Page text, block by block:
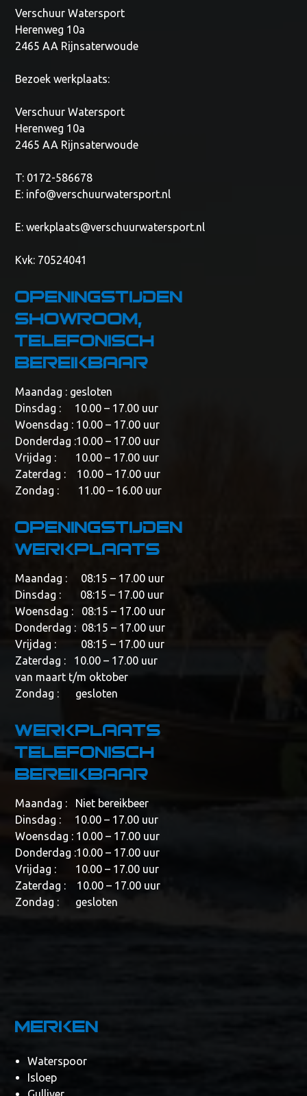
Verschuur Watersport
Herenweg 10a
2465 AA Rijnsaterwoude
Bezoek werkplaats:
Verschuur Watersport
Herenweg 10a
2465 AA Rijnsaterwoude
T: 0172-586678
E: info@verschuurwatersport.nl
E:werkplaats@verschuurwatersport.nl
Kvk: 70524041
Openingstijden
showroom,
telefonisch
bereikbaar
Maandag : gesloten
Dinsdag : 10.00 – 17.00 uur
Woensdag : 10.00 – 17.00 uur
Donderdag :10.00 – 17.00 uur
Vrijdag : 10.00 – 17.00 uur
Zaterdag : 10.00 – 17.00 uur
Zondag : 11.00 – 16.00 uur
Openingstijden
werkplaats
Maandag : 08:15 – 17.00 uur
Dinsdag : 08:15 – 17.00 uur
Woensdag : 08:15 – 17.00 uur
Donderdag : 08:15 – 17.00 uur
Vrijdag : 08:15 – 17.00 uur
Zaterdag : 10.00 – 17.00 uur
van maart t/m oktober
Zondag : gesloten
Werkplaats
telefonisch
bereikbaar
Maandag : Niet bereikbeer
Dinsdag : 10.00 – 17.00 uur
Woensdag : 10.00 – 17.00 uur
Donderdag :10.00 – 17.00 uur
Vrijdag : 10.00 – 17.00 uur
Zaterdag : 10.00 – 17.00 uur
Zondag : gesloten
Merken
Waterspoor
Isloep